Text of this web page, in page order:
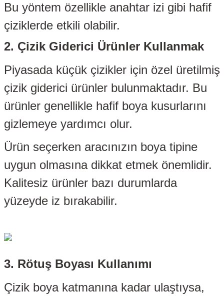
Bu yöntem özellikle anahtar izi gibi hafif
çiziklerde etkili olabilir.
2. Çizik Giderici Ürünler Kullanmak
Piyasada küçük çizikler için özel üretilmiş
çizik giderici ürünler bulunmaktadır. Bu
ürünler genellikle hafif boya kusurlarını
gizlemeye yardımcı olur.
Ürün seçerken aracınızın boya tipine
uygun olmasına dikkat etmek önemlidir.
Kalitesiz ürünler bazı durumlarda
yüzeyde iz bırakabilir.
3. Rötuş Boyası Kullanımı
Çizik boya katmanına kadar ulaştıysa,